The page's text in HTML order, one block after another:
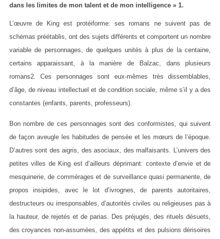
dans les limites de mon talent et de mon intelligence » 1.
L’œuvre de King est protéiforme: ses romans ne suivent pas de
schémas préétablis, ont des sujets différents et comportent un nombre
variable de personnages, de quelques unités à plus de la centaine,
certains apparaissant, à la manière de Balzac, dans plusieurs
romans2. Ces personnages sont eux-mêmes très dissemblables,
d’âge, de niveau intellectuel et de condition sociale, même s’il y a des
constantes (enfants, parents, professeurs).
Bon nombre de ces personnages sont des conformistes, qui suivent
de façon aveugle les habitudes de pensée et les mœurs de l’époque.
D’autres sont des aigris, des asociaux, des malfaisants. L’univers des
petites villes de King est d’ailleurs déprimant: contexte d’envie et de
mesquinerie, de commérages et de surveillance quasi permanente, de
propos insipides, avec le lot d’ivrognes, de parents autoritaires,
destructeurs ou irresponsables, d’autorités civiles ou religieuses pas à
la hauteur, de rejetés et de parias. Des préjugés, des rituels désuets,
des croyances non-assumées, des appétits et des pulsions dérisoires